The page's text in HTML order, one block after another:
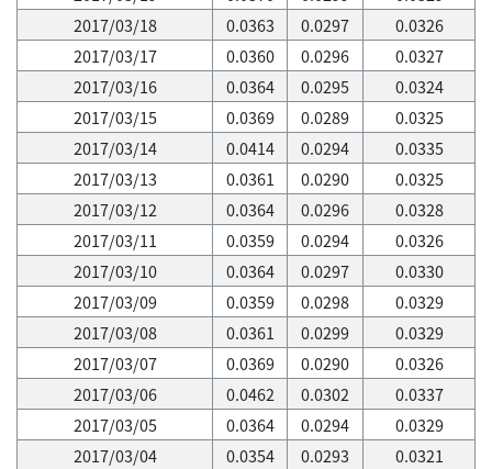
2017/03/18
0.0363 0.0297
0.0326
2017/03/17
0.0360 0.0296
0.0327
2017/03/16
0.0364 0.0295
0.0324
2017/03/15
0.0369 0.0289
0.0325
2017/03/14
0.0414 0.0294
0.0335
2017/03/13
0.0361 0.0290
0.0325
2017/03/12
0.0364 0.0296
0.0328
2017/03/11
0.0359 0.0294
0.0326
2017/03/10
0.0364 0.0297
0.0330
2017/03/09
0.0359 0.0298
0.0329
2017/03/08
0.0361 0.0299
0.0329
2017/03/07
0.0369 0.0290
0.0326
2017/03/06
0.0462 0.0302
0.0337
2017/03/05
0.0364 0.0294
0.0329
2017/03/04
0.0354 0.0293
0.0321